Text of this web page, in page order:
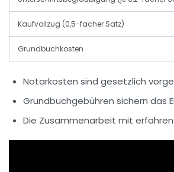
Kaufvollzug (0,5-facher Satz)
Grundbuchkosten
Notarkosten sind gesetzlich
Grundbuchgebühren sichern das
Die Zusammenarbeit mit